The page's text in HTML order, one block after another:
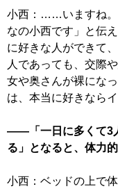
小西：……いますね。
なの小西です」と伝
に好きな人ができて
人であっても、交際
女や奥さんが裸にな
は、本当に好きなら
――「一日に多くて3
る」となると、体力
小西：ベッドの上で